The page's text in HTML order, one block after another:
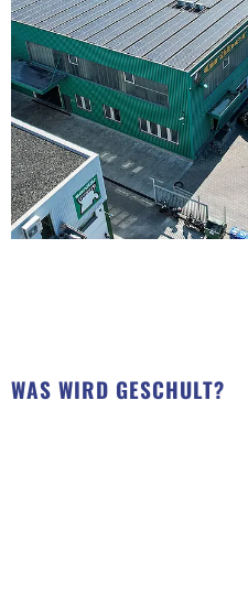
WAS WIRD GESCHULT?